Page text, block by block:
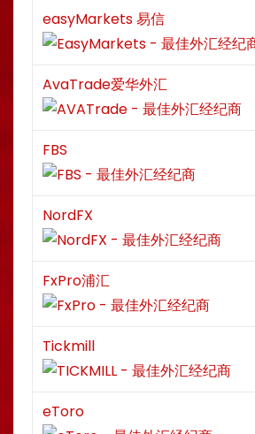
easyMarkets 易信
AvaTrade爱华外汇
FBS
NordFX
FxPro浦汇
Tickmill
eToro